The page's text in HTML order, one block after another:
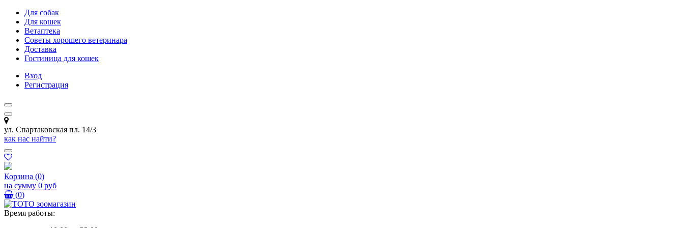
Для собак
Для кошек
Ветаптека
Советы хорошего ветеринара
Доставка
Гостиница для кошек
Вход
Регистрация
ул. Спартаковская пл. 14/3
как нас найти?
Корзина (0)
на сумму 0 руб
(0)
Время работы: